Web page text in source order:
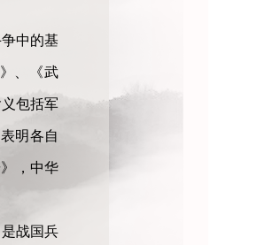
中的基
、《武
包括军
明各自
，中华
战国兵